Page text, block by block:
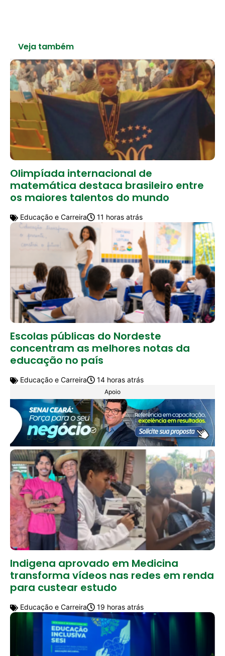
Veja também
Olimpíada internacional de
matemática destaca brasileiro entre
os maiores talentos do mundo
Educação e Carreira 11 horas atrás
Escolas públicas do Nordeste
concentram as melhores notas da
educação no país
Educação e Carreira 14 horas atrás
Apoio
Indigena aprovado em Medicina
transforma vídeos nas redes em renda
para custear estudo
Educação e Carreira 19 horas atrás